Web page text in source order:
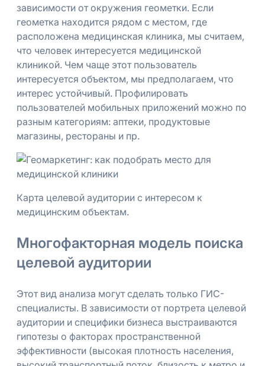
зависимости от окружения геометки. Если
геометка находится рядом с местом, где
расположена медицинская клиника, мы считаем,
что человек интересуется медицинской
клиникой. Чем чаще этот пользователь
интересуется объектом, мы предполагаем, что
интерес устойчивый. Профилировать
пользователей мобильных приложений можно по
разным категориям: аптеки, продуктовые
магазины, рестораны и пр.
Карта целевой аудитории с интересом к
медицинским объектам.
Многофакторная модель поиска
целевой аудитории
Этот вид анализа могут сделать только ГИС-
специалисты. В зависимости от портрета целевой
аудитории и специфики бизнеса выстраиваются
гипотезы о факторах пространственной
эффективности (высокая плотность населения,